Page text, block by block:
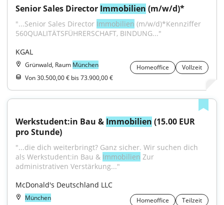
Senior Sales Director Immobilien (m/w/d)*
"...Senior Sales Director Immobilien (m/w/d)*Kennziffer
560QUALITÄTSFÜHRERSCHAFT, BINDUNG..."
KGAL
Grünwald, Raum München Homeoffice
Vollzeit
Von 30.500,00 € bis 73.900,00 €
Werkstudent:in Bau & Immobilien (15.00 EUR
pro Stunde)
"...die dich weiterbringt? Ganz sicher. Wir suchen dich
als Werkstudent:in Bau & Immobilien Zur
administrativen Verstärkung..."
McDonald's Deutschland LLC
München Homeoffice
Teilzeit